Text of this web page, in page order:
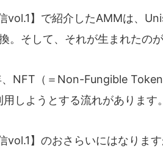
vol.1】で紹介したAMMは、
。そして、それが生まれたの
NFT（＝Non-Fungible
しようとする流れがあります。
vol.1】のおさらいにはなりま